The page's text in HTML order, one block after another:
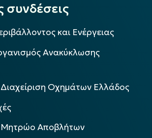
συνδέσεις
και Ενέργειας
Ανακύκλωσης
Διαχείριση Οχημάτων Ελλάδος
Μητρώο Αποβλήτων